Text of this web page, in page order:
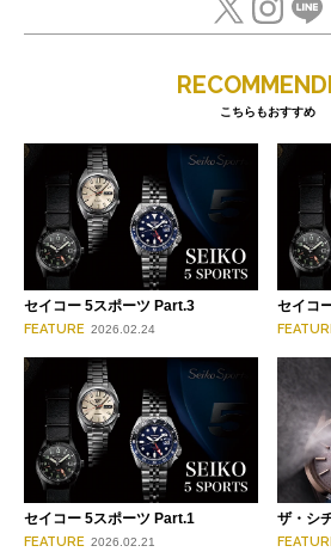
こちらもおすすめ
セイコー 5スポーツ Part.3
FEATURE 2026.02.24
セイコ
セイコー 5スポーツ Part.1
FEATURE 2026.02.21
ザ・シ